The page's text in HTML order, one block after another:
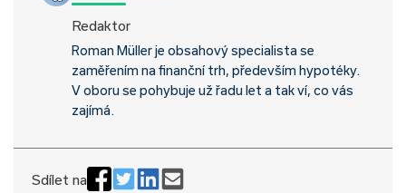
Redaktor
Roman Müller je obsahový specialista se
zaměřením na finanční trh, především hypotéky.
V oboru se pohybuje už řadu let a tak ví, co vás
zajímá.
Sdílet na